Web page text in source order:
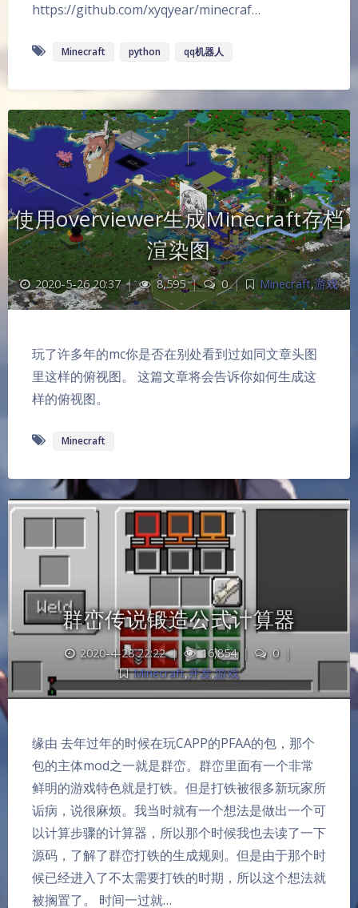
夜间模式
https://github.com/xyqyear/minecraf…
Minecraft python qq机器人
使用overviewer生成Minecraft存档
渲染图
2020-5-26 20:37 | 8,595 | 0 | Minecraft,游戏
玩了许多年的mc你是否在别处看到过如同文章头图
里这样的俯视图。 这篇文章将会告诉你如何生成这
样的俯视图。
Minecraft
群峦传说锻造公式计算器
2020-4-28 22:22 | 16,854 | 0
|
Minecraft,开发,游戏
缘由 去年过年的时候在玩CAPP的PFAA的包，那个
包的主体mod之一就是群峦。群峦里面有一个非常
鲜明的游戏特色就是打铁。但是打铁被很多新玩家所
诟病，说很麻烦。我当时就有一个想法是做出一个可
以计算步骤的计算器，所以那个时候我也去读了一下
源码，了解了群峦打铁的生成规则。但是由于那个时
候已经进入了不太需要打铁的时期，所以这个想法就
被搁置了。 时间一过就…